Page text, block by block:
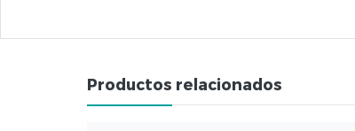
Productos relacionados